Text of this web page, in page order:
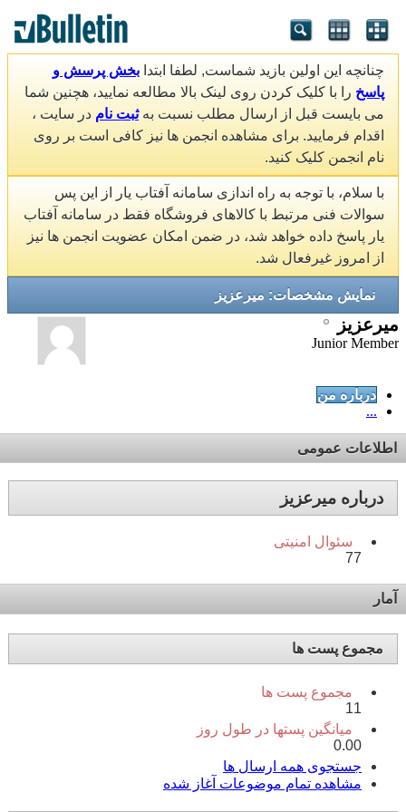
چنانچه این اولین بازید شماست, لطفا ابتدا بخش پرسش و
پاسخ را با کلیک کردن روی لینک بالا مطالعه نمایید، هچنین شما
می بایست قبل از ارسال مطلب نسبت بهثبت نام در سایت ،
اقدام فرمایید. برای مشاهده انجمن ها نیز کافی است بر روی
نام انجمن کلیک کنید.
با سلام، با توجه به راه اندازی سامانه آفتاب یار از این پس
سوالات فنی مرتبط با کالاهای فروشگاه فقط در سامانه آفتاب
یار پاسخ داده خواهد شد، در ضمن امکان عضویت انجمن ها نیز
از امروز غیرفعال شد.
نمایش مشخصات: میرعزیز
میرعزیز
Junior Member
درباره من
...
اطلاعات عمومی
درباره میرعزیز
سئوال امنیتی
77
آمار
مجموع پست ها
مجموع پست ها
11
میانگین پستها در طول روز
0.00
جستجوی همه ارسال ها
مشاهده تمام موضوعات آغاز شده